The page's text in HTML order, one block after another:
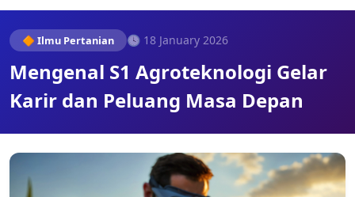
🔶 Ilmu Pertanian 🕓 18 January 2026
Mengenal S1 Agroteknologi Gelar
Karir dan Peluang Masa Depan